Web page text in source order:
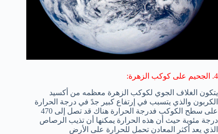
4. الجحيم على كوكب الزهرة:
يتكون الغلاف الجوي لكوكب الزهرة معظمه من أكسيد
الكربون والذي يتسبب في إرتفاع كبير جدً في درجة الحرارة
على سطح الكوكب فدرجة الحرارة هناك قد تصل إلى 470
درجة مئوية حيث أن هذه الحرارة يمكنها أن تذيب الرصاص
الذي يعد أكثر المعادن تحمل للحرارة على الأرض